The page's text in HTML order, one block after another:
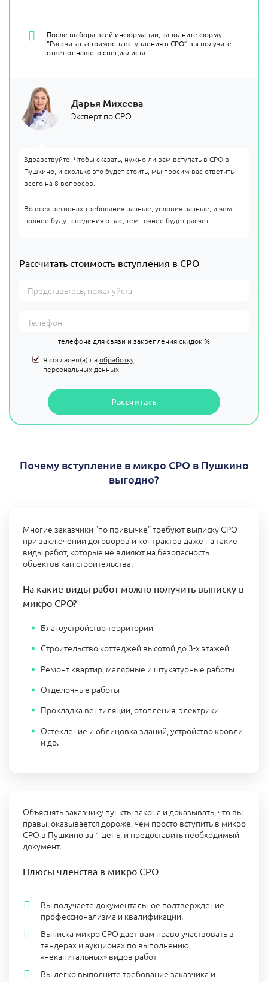
После выбора всей информации, заполните форму
“Рассчитать стоимость вступления в СРО” вы получите
ответ от нашего специалиста
Дарья Михеева
Эксперт по СРО
Здравствуйте. Чтобы сказать, нужно ли вам вступать в СРО в
Пушкино, и сколько это будет стоить, мы просим вас ответить
всего на 8 вопросов.
Во всех регионах требования разные, условия разные, и чем
полнее будут сведения о вас, тем точнее будет расчет.
Рассчитать стоимость вступления в СРО
телефона для связи и закрепления скидок %
Я согласен(а) наобработку
персональных данных
Рассчитать
Почему вступление в микро СРО в Пушкино
выгодно?
Многие заказчики "по привычке" требуют выписку СРО
при заключении договоров и контрактов даже на такие
виды работ, которые не влияют на безопасность
объектов кап.строительства.
На какие виды работ можно получить выписку в
микро СРО?
Благоустройство территории
Строительство коттеджей высотой до 3-х этажей
Ремонт квартир, малярные и штукатурные работы
Отделочные работы
Прокладка вентиляции, отопления, электрики
Остекление и облицовка зданий, устройство кровли
и др.
Объяснять заказчику пункты закона и доказывать, что вы
правы, оказывается дороже, чем просто вступить в микро
СРО в Пушкино за 1 день, и предоставить необходимый
документ.
Плюсы членства в микро СРО
Вы получаете документальное подтверждение
профессионализма и квалификации.
Выписка микро СРО дает вам право участвовать в
тендерах и аукционах по выполнению
«некапитальных» видов работ
Вы легко выполните требование заказчика и